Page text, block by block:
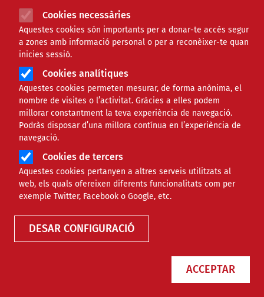
Cookies necessàries
Aquestes cookies són importants per a donar-te accés segur
a zones amb informació personal o per a reconèixer-te quan
inicies sessió.
Cookies analítiques
Aquestes cookies permeten mesurar, de forma anònima, el
nombre de visites o l’activitat. Gràcies a elles podem
millorar constantment la teva experiència de navegació.
Podràs disposar d’una millora contínua en l’experiència de
navegació.
Cookies de tercers
Aquestes cookies pertanyen a altres serveis utilitzats al
web, els quals ofereixen diferents funcionalitats com per
exemple Twitter, Facebook o Google, etc.
DESAR CONFIGURACIÓ
ACCEPTAR
Ofertes de feina
Webinars
Àmbit
Com funciona l'app
Localitzador Arrels: Si veus
una persona dormint al
carrer, avisa!
F
X Compartir en altres xarxes socials
Colectic - Informàtic